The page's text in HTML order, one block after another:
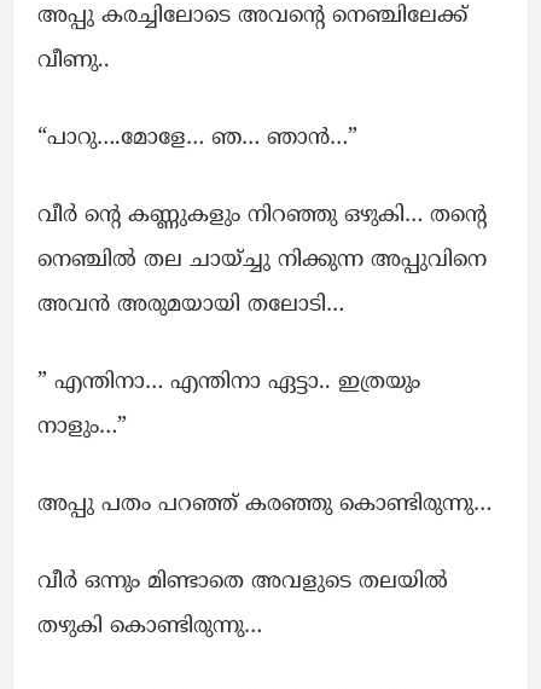
അപ്പു കരച്ചിലോടെ അവന്റെ നെഞ്ചിലേക്ക്
വീണു..
“പാറു….മോളേ… ഞ… ഞാൻ…”
വീർ ന്റെ കണ്ണുകളും നിറഞ്ഞു ഒഴുകി… തന്റെ
നെഞ്ചില്‍ തല ചായ്ച്ചു നിക്കുന്ന അപ്പുവിനെ
അവന്‍ അരുമയായി തലോടി…
” എന്തിനാ… എന്തിനാ ഏട്ടാ.. ഇത്രയും
നാളും…”
അപ്പു പതം പറഞ്ഞ്‌ കരഞ്ഞു കൊണ്ടിരുന്നു…
വീർ ഒന്നും മിണ്ടാതെ അവളുടെ തലയില്‍
തഴുകി കൊണ്ടിരുന്നു…